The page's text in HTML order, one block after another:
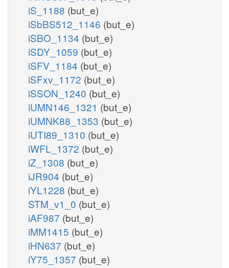
iS_1188 (but_e)
iSbBS512_1146 (but_e)
iSBO_1134 (but_e)
iSDY_1059 (but_e)
iSFV_1184 (but_e)
iSFxv_1172 (but_e)
iSSON_1240 (but_e)
iUMN146_1321 (but_e)
iUMNK88_1353 (but_e)
iUTI89_1310 (but_e)
iWFL_1372 (but_e)
iZ_1308 (but_e)
iJR904 (but_e)
iYL1228 (but_e)
STM_v1_0 (but_e)
iAF987 (but_e)
iMM1415 (but_e)
iHN637 (but_e)
iY75_1357 (but_e)